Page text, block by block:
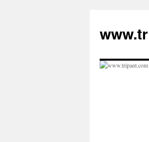
innehåll